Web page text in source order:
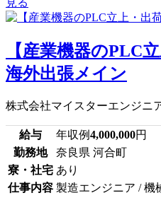
見る
【産業機器のPLC
海外出張メイン
株式会社マイスターエンジニ
給与 年収例4,000,000円
勤務地
奈良県 河合町
寮・社宅 あり
仕事内容 製造エンジニア / 機